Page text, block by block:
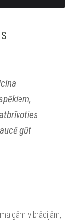
gūt
vibrācijām,